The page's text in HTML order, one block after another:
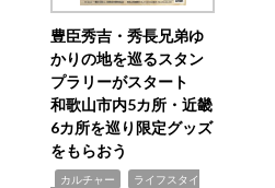
豊臣秀吉・秀長兄弟ゆ
かりの地を巡るスタン
プラリーがスタート
和歌山市内5カ所・近畿
6カ所を巡り限定グッズ
をもらおう
カルチャー
ライフスタイ